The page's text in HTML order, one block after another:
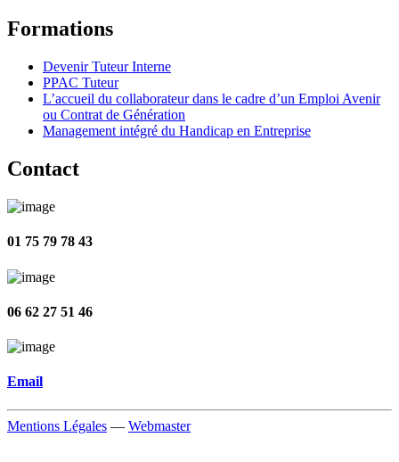
Formations
Devenir Tuteur Interne
PPAC Tuteur
L’accueil du collaborateur dans le cadre d’un Emploi Avenir
ou Contrat de Génération
Management intégré du Handicap en Entreprise
Contact
01 75 79 78 43
06 62 27 51 46
Email
Mentions Légales — Webmaster